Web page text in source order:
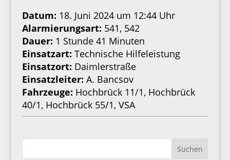
Datum: 18. Juni 2024 um 12:44 Uhr
Alarmierungsart: 541, 542
Dauer: 1 Stunde 41 Minuten
Einsatzart: Technische Hilfeleistung
Einsatzort: Daimlerstraße
Einsatzleiter: A. Bancsov
Fahrzeuge: Hochbrück 11/1, Hochbrück
40/1, Hochbrück 55/1, VSA
Suchen